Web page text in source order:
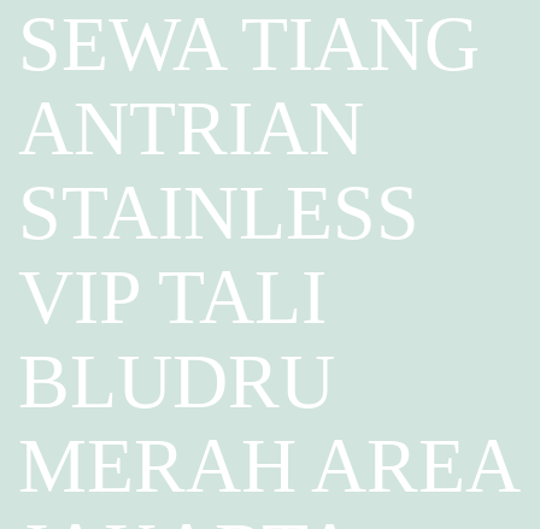
SEWA TIANG
ANTRIAN
STAINLESS
VIP TALI
BLUDRU
MERAH AREA